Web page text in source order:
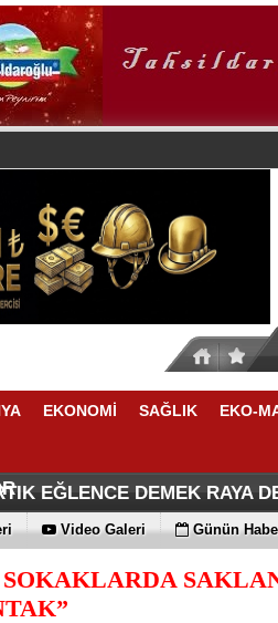
EKONOMİ SAĞLIK EKO-
İSTİKRARLI BÜYÜME
CANSU DURKUN'DAN
EĞLENCE DEMEK RAYA
OYAK ÇİMENTO FARKI
YÖNÜYLE MAXİMUM
KEZ BULUTLARIN
STRATEJİSİ
O 500
Video Galeri Günün